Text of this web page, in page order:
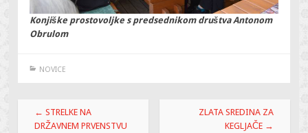
Konjiške prostovoljke s predsednikom društva Antonom
Obrulom
NOVICE
Post
navigation
← STRELKE NA
DRŽAVNEM PRVENSTVU
ZLATA SREDINA ZA
KEGLJAČE →